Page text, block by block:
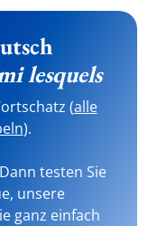
lesquels
(alle
).
testen Sie
unsere
ganz einfach